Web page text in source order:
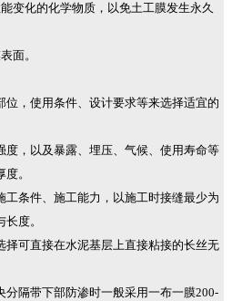
变化的化学物质，以免土工膜发生永久
面。
位，使用条件、设计要求等来选择适宜的
度，以及暴露、埋压、气候、使用寿命等
。
工条件、施工能力，以施工时接缝最少为
度。
择可直接在水泥基层上直接粘接的长丝无
分隔带下部防渗时一般采用一布一膜200-